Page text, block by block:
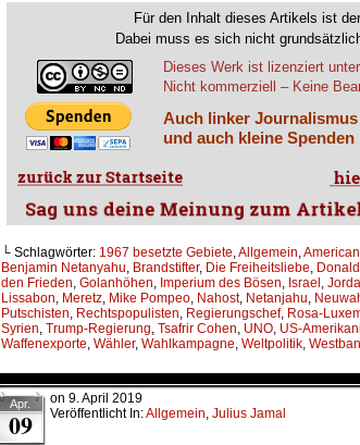
Für den Inhalt dieses Artikels ist
Dabei muss es sich nicht
Dieses Werk ist lizenziert
Nicht kommerziell – Keine
Auch linker
und auch kleine
└ Schlagwörter: 1967 besetzte Gebiete,Allgemein,
Benjamin Netanyahu, Brandstifter, Die Freiheitsliebe,
den Frieden, Golanhöhen, Imperium des Bösen, Israel ,
Lissabon, Meretz, Mike Pompeo, Nahost, Netanjahu,
Putschisten, Rechtspopulisten, Regierungschef, Rosa-
Syrien, Trump-Regierung, Tsafrir Cohen, UNO, US-
Waffenexporte, Wähler, Wahlkampagne, Weltpolitik,
Apr.
09
on 9. April 2019
Veröffentlicht In:Allgemein, Julius Jamal